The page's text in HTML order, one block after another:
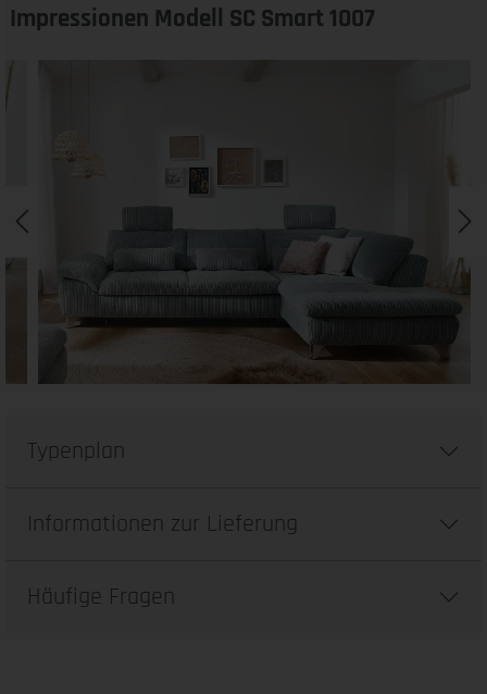
Impressionen Modell SC Smart 1007
Typenplan
Informationen zur Lieferung
Häufige Fragen